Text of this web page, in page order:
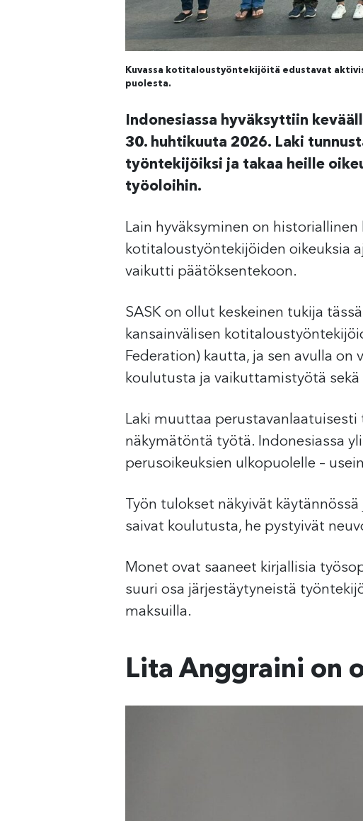
Kuvassa kotitaloustyöntekijöitä edustavat
puolesta.
Indonesiassa hyväksyttiin
30. huhtikuuta 2026. Laki
työntekijöiksi ja takaa heille
työoloihin.
Lain hyväksyminen on
kotitaloustyöntekijöiden oikeuksia
vaikutti päätöksentekoon.
SASK on ollut keskeinen tukija
kansainvälisen
Federation) kautta, ja sen avulla
koulutusta ja vaikuttamistyötä
Laki muuttaa
näkymätöntä työtä. Indonesiassa
perusoikeuksien ulkopuolelle –
Työn tulokset näkyivät
saivat koulutusta, he pystyivät
Monet ovat saaneet kirjallisia
suuri osa järjestäytyneistä
maksuilla.
Lita Anggraini on